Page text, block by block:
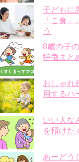
子どもに
「こ食
う
8歳の子
特徴まと
おしゃれ
用するハ
いい人な
を預けた
あーどう